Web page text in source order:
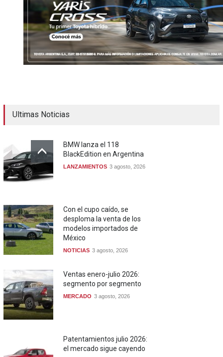
Ultimas Noticias
BMW lanza el 118
BlackEdition en Argentina
LANZAMIENTOS 3 agosto, 2026
Con el cupo caído, se
desploma la venta de los
modelos importados de
México
NOTICIAS 3 agosto, 2026
Ventas enero-julio 2026:
segmento por segmento
MERCADO 3 agosto, 2026
Patentamientos julio 2026:
el mercado sigue cayendo